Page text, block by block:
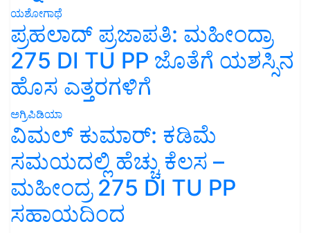
ಯಶೋಗಾಥೆ
ಪ್ರಹಲಾದ್ ಪ್ರಜಾಪತಿ: ಮಹೀಂದ್ರಾ
275 DI TU PP ಜೊತೆಗೆ ಯಶಸ್ಸಿನ
ಹೊಸ ಎತ್ತರಗಳಿಗೆ
ಅಗ್ರಿಪಿಡಿಯಾ
ವಿಮಲ್ ಕುಮಾರ್: ಕಡಿಮೆ
ಸಮಯದಲ್ಲಿ ಹೆಚ್ಚು ಕೆಲಸ –
ಮಹೀಂದ್ರ 275 DI TU PP
ಸಹಾಯದಿಂದ